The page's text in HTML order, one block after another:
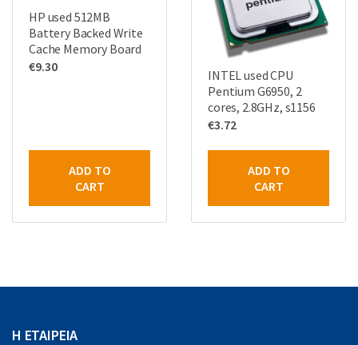
HP used 512MB
Battery Backed Write
Cache Memory Board
€9.30
ADD TO
CART
INTEL used CPU
Pentium G6950, 2
cores, 2.8GHz, s1156
€3.72
ADD TO
CART
Η ΕΤΑΙΡΕΙΑ